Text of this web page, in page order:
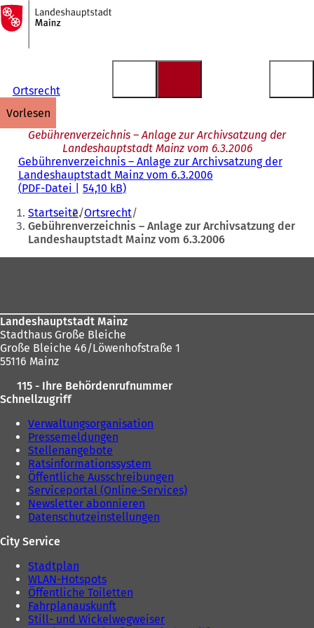
Inhalt anspringen
Zur
Startseite
Ortsrecht
vorlesen
Gebührenverzeichnis – Anlage zur Archivsatzung der
Landeshauptstadt Mainz vom 6.3.2006
Gebührenverzeichnis – Anlage zur Archivsatzung der
Landeshauptstadt Mainz vom 6.3.2006
PDF-Datei 54,10 kB
Sie
befinden
sich
hier:
Startseite Ortsrecht
Gebührenverzeichnis – Anlage zur Archivsatzung der
Landeshauptstadt Mainz vom 6.3.2006
Landeshauptstadt Mainz
Stadthaus Große Bleiche
Große Bleiche 46/Löwenhofstraße 1
55116 Mainz
115 - Ihre Behördenrufnummer
Schnellzugriff
Verwaltungsorganisation
Pressemeldungen
Stellenangebote
Ratsinformationssystem
Öffentliche Ausschreibungen
Serviceportal (Online-Services)
Newsletter abonnieren
Datenschutzeinstellungen
City Service
Stadtplan
WLAN-Hotspots
Öffentliche Toiletten
Fahrplanauskunft
Still- und Wickelwegweiser